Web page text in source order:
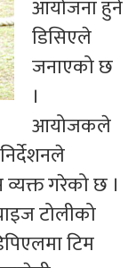
आयोजना हुने
डिसिएले
जनाएको छ
।
आयोजकले
व्यक्त गरेको छ ।
टोलीको
टिम